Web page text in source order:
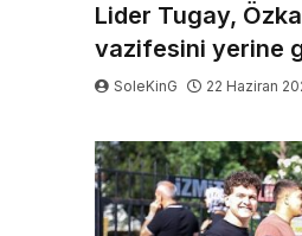
Lider Tugay,
vazifesini yerine
SoleKinG 22 Haziran